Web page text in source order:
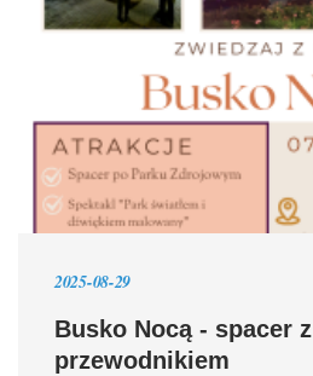
2025-08-29
Busko Nocą - spacer z
przewodnikiem